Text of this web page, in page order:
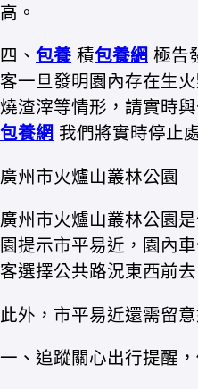
高。
四、 包養 積包養網 極告
客一旦發明園內存在生
燒渣滓等情形，請實時
包養網 我們將實時停止
廣州市火爐山叢林公園
廣州市火爐山叢林公園
園提示市平易近，園內
客選擇公共路況東西前去
此外，市平易近還需留意
一、追蹤關心出行提醒